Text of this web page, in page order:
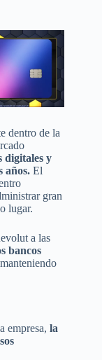
dentro de la
digitales y
años. El
gran
lugar.
a las
bancos
empresa, la